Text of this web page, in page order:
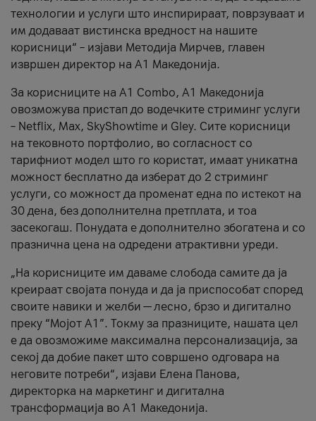
технологии и услуги што инспирираат, поврзуваат и
им додаваат вистинска вредност на нашите
корисници“ – изјави Методија Мирчев, главен
извршен директор на А1 Македонија.
За корисниците на A1 Combo, А1 Македонија
овозможува пристап до водечките стриминг услуги
– Netflix, Max, SkyShowtime и Gley. Сите корисници
на тековното портфолио, во согласност со
тарифниот модел што го користат, имаат уникатна
можност бесплатно да изберат до 2 стриминг
услуги, со можност да променат една по истекот на
30 дена, без дополнителна претплата, и тоа
засекогаш. Понудата е дополнително збогатена и со
празнична цена на одредени атрактивни уреди.
„На корисниците им даваме слобода самите да ја
креираат својата понуда и да ја приспособат според
своите навики и желби — лесно, брзо и дигитално
преку “Мојот А1”. Токму за празниците, нашата цел
е да овозможиме максимална персонализација, за
секој да добие пакет што совршено одговара на
неговите потреби“, изјави Елена Панова,
директорка на маркетинг и дигитална
трансформација во А1 Македонија.